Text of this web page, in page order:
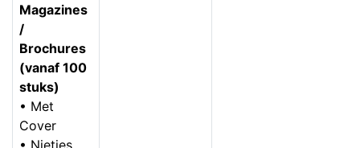
Magazines
/
Brochures
(vanaf 100
stuks)
• Met
Cover
• Nietjes